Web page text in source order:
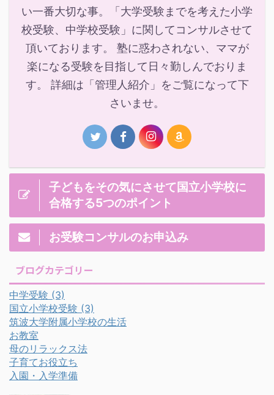
い一番大切な事。「大学受験までを考えた小学
校受験、中学校受験」に関してコンサルさせて
頂いております。 塾に惑わされない、ママが
楽になる受験を目指して日々勤しんでおりま
す。 詳細は「管理人紹介」をご覧になって下
さいませ。
子どもをその気にさせて国立小学校に
合格する5つのポイント
お受験コンサルのお申込み
ブログカテゴリー
中学受験 (3)
国立小学校受験 (3)
筑波大学附属小学校の生活
お教室
母のリラックス法
子育てお役立ち
入園・入学準備